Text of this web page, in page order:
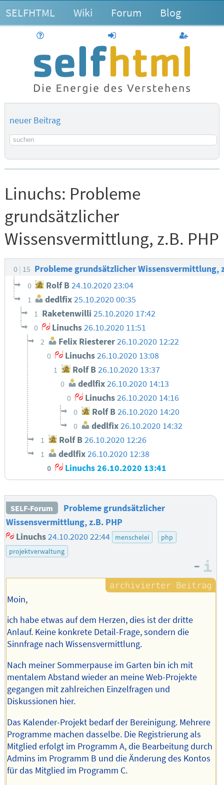
SELFHTML Wiki Forum Blog
anmelden
neuer Beitrag
Suchbegriff
Linuchs: Probleme
grundsätzlicher
Wissensvermittlung, z.B. PHP
0 15 Probleme grundsätzlicher Wissensvermittlung,
0 Rolf B24.10.2020 23:04
1 dedlfix25.10.2020 00:35
1 Raketenwilli 25.10.2020 17:42
0 Linuchs 26.10.2020 11:51
2 Felix Riesterer26.10.2020 12:22
0 Linuchs26.10.2020 13:08
1 Rolf B26.10.2020 13:37
0 dedlfix26.10.2020 14:13
0 Linuchs 26.10.2020 14:16
0 Rolf B 26.10.2020 14:20
0 dedlfix26.10.2020 14:32
1 Rolf B 26.10.2020 12:26
1 dedlfix26.10.2020 12:38
0 Linuchs26.10.2020 13:41
SELF-Forum
Probleme grundsätzlicher
Wissensvermittlung, z.B. PHP
Linuchs 24.10.2020 22:44 menschelei
php
projektverwaltung
–
Moin,
ich habe etwas auf dem Herzen, dies ist der dritte
Anlauf. Keine konkrete Detail-Frage, sondern die
Sinnfrage nach Wissensvermittlung.
Nach meiner Sommerpause im Garten bin ich mit
mentalem Abstand wieder an meine Web-Projekte
gegangen mit zahlreichen Einzelfragen und
Diskussionen hier.
Das Kalender-Projekt bedarf der Bereinigung. Mehrere
Programme machen dasselbe. Die Registrierung als
Mitglied erfolgt im Programm A, die Bearbeitung durch
Admins im Programm B und die Änderung des Kontos
für das Mitglied im Programm C.